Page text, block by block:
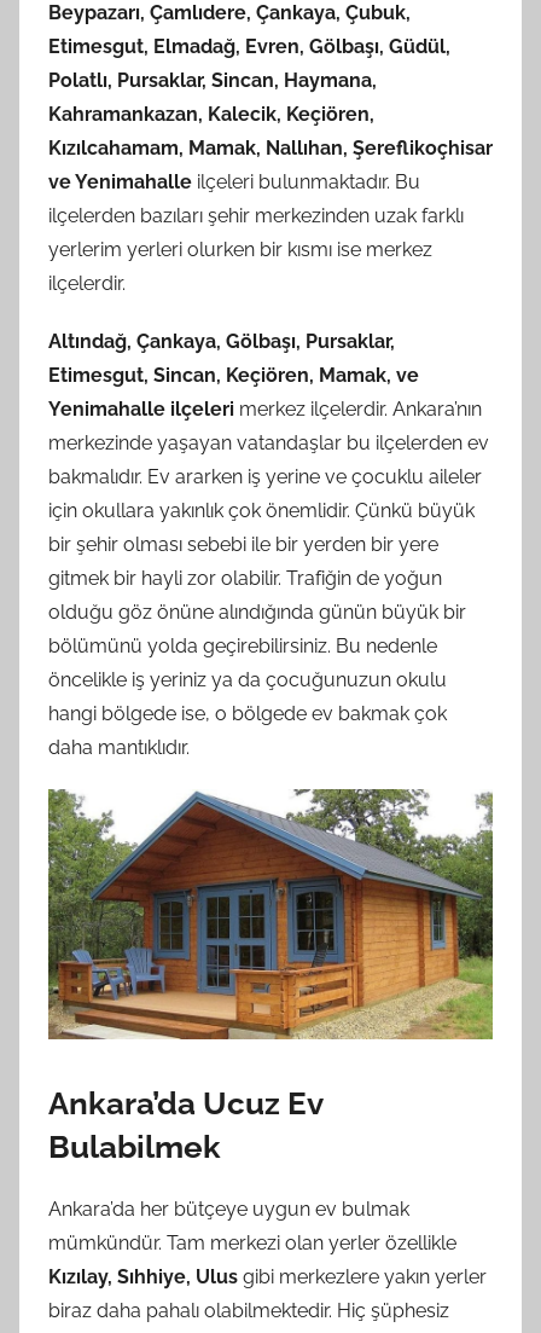
Beypazarı, Çamlıdere, Çankaya, Çubuk,
Etimesgut, Elmadağ, Evren, Gölbaşı, Güdül,
Polatlı, Pursaklar, Sincan, Haymana,
Kahramankazan, Kalecik, Keçiören,
Kızılcahamam, Mamak, Nallıhan, Şereflikoçhisar
ve Yenimahalle ilçeleri bulunmaktadır. Bu
ilçelerden bazıları şehir merkezinden uzak farklı
yerlerim yerleri olurken bir kısmı ise merkez
ilçelerdir.
Altındağ, Çankaya, Gölbaşı, Pursaklar,
Etimesgut, Sincan, Keçiören, Mamak, ve
Yenimahalle ilçeleri merkez ilçelerdir. Ankara’nın
merkezinde yaşayan vatandaşlar bu ilçelerden ev
bakmalıdır. Ev ararken iş yerine ve çocuklu aileler
için okullara yakınlık çok önemlidir. Çünkü büyük
bir şehir olması sebebi ile bir yerden bir yere
gitmek bir hayli zor olabilir. Trafiğin de yoğun
olduğu göz önüne alındığında günün büyük bir
bölümünü yolda geçirebilirsiniz. Bu nedenle
öncelikle iş yeriniz ya da çocuğunuzun okulu
hangi bölgede ise, o bölgede ev bakmak çok
daha mantıklıdır.
Ankara’da Ucuz Ev
Bulabilmek
Ankara’da her bütçeye uygun ev bulmak
mümkündür. Tam merkezi olan yerler özellikle
Kızılay, Sıhhiye, Ulus gibi merkezlere yakın yerler
biraz daha pahalı olabilmektedir. Hiç şüphesiz